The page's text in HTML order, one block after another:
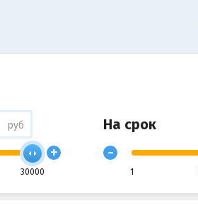
руб
30000
+
На срок
-
1